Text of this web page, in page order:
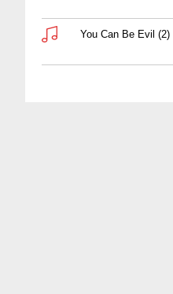
You Can Be Evil (2)